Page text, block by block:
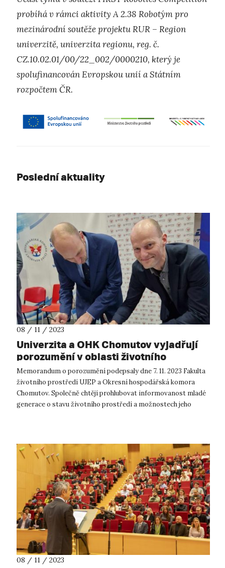
probíhá v rámci aktivity A 2.38 Robotým pro
mezinárodní soutěže projektu RUR – Region
univerzitě, univerzita regionu, reg. č.
CZ.10.02.01/00/22_002/0000210, který je
spolufinancován Evropskou unií a Státním
rozpočtem ČR.
Poslední aktuality
08 / 11 / 2023
Univerzita a OHK Chomutov vyjadřují
porozumění v oblasti životního
prostředí
Memorandum o porozumění podepsaly dne 7. 11. 2023 Fakulta
životního prostředí UJEP a Okresní hospodářská komora
Chomutov. Společně chtějí prohlubovat informovanost mladé
generace o stavu životního prostředí a možnostech jeho
08 / 11 / 2023